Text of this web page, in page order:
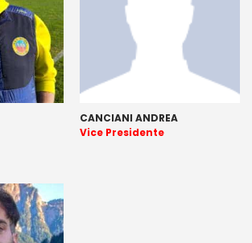
CANCIANI ANDREA
Vice Presidente